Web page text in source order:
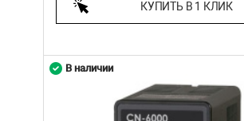
КУПИТЬ В 1 КЛИК
В наличии